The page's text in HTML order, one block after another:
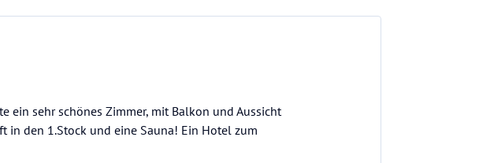
ein sehr schönes Zimmer, mit Balkon und Aussicht
in den 1.Stock und eine Sauna! Ein Hotel zum